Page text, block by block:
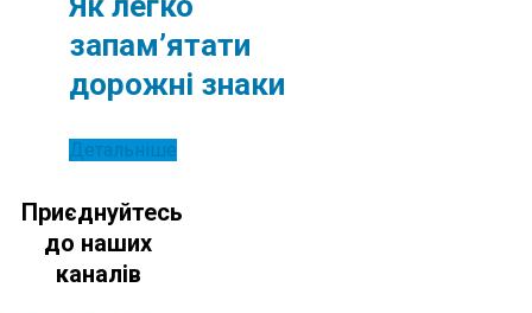
запам’ятати
дорожні знаки
Детальніше
Приєднуйтесь
до наших
каналів